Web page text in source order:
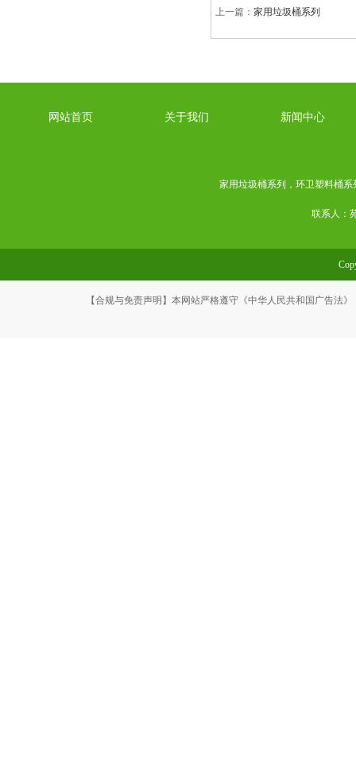
上一篇： 家用垃圾桶系列
网站首页 关于我们 新闻中心
家用垃圾桶系列 ， 环卫塑料桶系
联系人：
【合规与免责声明】本网站严格遵守《中华人民共和国广告法